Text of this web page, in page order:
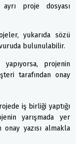
proje dosyası
yukarıda sözü
bulunulabilir.
projenin
tarafından onay
iş birliği yaptığı
yarışmada yer
yazısı almakla